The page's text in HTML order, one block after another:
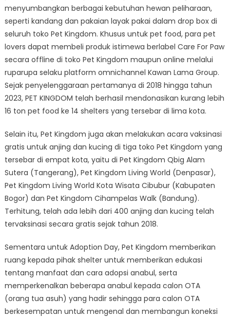
menyumbangkan berbagai kebutuhan hewan peliharaan,
seperti kandang dan pakaian layak pakai dalam drop box di
seluruh toko Pet Kingdom. Khusus untuk pet food, para pet
lovers dapat membeli produk istimewa berlabel Care For Paw
secara offline di toko Pet Kingdom maupun online melalui
ruparupa selaku platform omnichannel Kawan Lama Group.
Sejak penyelenggaraan pertamanya di 2018 hingga tahun
2023, PET KINGDOM telah berhasil mendonasikan kurang lebih
16 ton pet food ke 14 shelters yang tersebar di lima kota.
Selain itu, Pet Kingdom juga akan melakukan acara vaksinasi
gratis untuk anjing dan kucing di tiga toko Pet Kingdom yang
tersebar di empat kota, yaitu di Pet Kingdom Qbig Alam
Sutera (Tangerang), Pet Kingdom Living World (Denpasar),
Pet Kingdom Living World Kota Wisata Cibubur (Kabupaten
Bogor) dan Pet Kingdom Cihampelas Walk (Bandung).
Terhitung, telah ada lebih dari 400 anjing dan kucing telah
tervaksinasi secara gratis sejak tahun 2018.
Sementara untuk Adoption Day, Pet Kingdom memberikan
ruang kepada pihak shelter untuk memberikan edukasi
tentang manfaat dan cara adopsi anabul, serta
memperkenalkan beberapa anabul kepada calon OTA
(orang tua asuh) yang hadir sehingga para calon OTA
berkesempatan untuk mengenal dan membangun koneksi